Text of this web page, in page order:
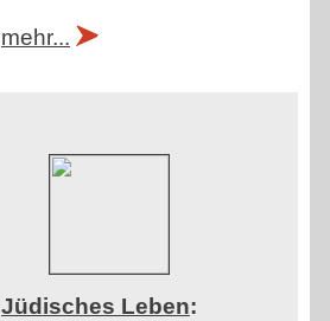
mehr...
Jüdisches Leben: